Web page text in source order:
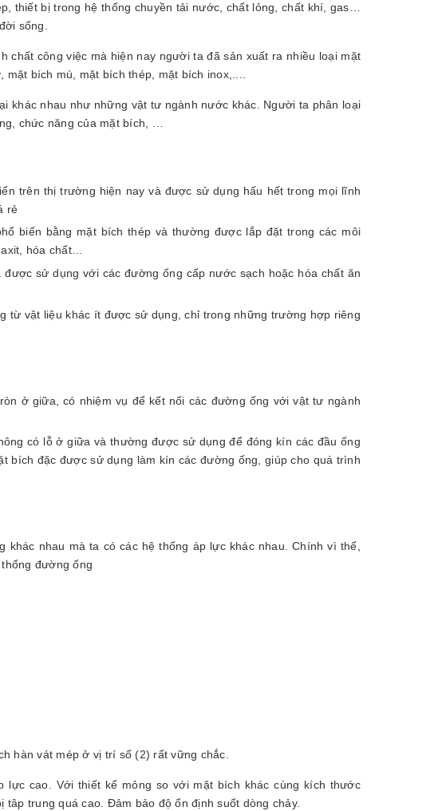
thiết bị trong hệ thống chuyền tải nước, chất lỏng, chất khí, gas…
sống.
chất công việc mà hiện nay người ta đã sản xuất ra nhiều loại mặt
bích mù, mặt bích thép, mặt bích inox,....
khác nhau như những vật tư ngành nước khác. Người ta phân loại
chức năng của mặt bích, …
trên thị trường hiện nay và được sử dụng hấu hết trong mọi lĩnh
rẻ
biến bằng mặt bích thép và thường được lắp đặt trong các môi
hóa chất…
sử dụng với các đường ống cấp nước sạch hoặc hóa chất ăn
từ vật liệu khác ít được sử dụng, chỉ trong những trường hợp riêng
ở giữa, có nhiệm vụ để kết nối các đường ống với vật tư ngành
có lỗ ở giữa và thường được sử dụng để đóng kín các đầu ống
bích đặc được sử dụng làm kín các đường ống, giúp cho quá trình
nhau mà ta có các hệ thống áp lực khác nhau. Chính vì thế,
đường ống
hàn vát mép ở vị trí số (2) rất vững chắc.
cao. Với thiết kế mỏng so với mặt bích khác cùng kích thước
trung quá cao. Đảm bảo độ ổn định suốt dòng chảy.